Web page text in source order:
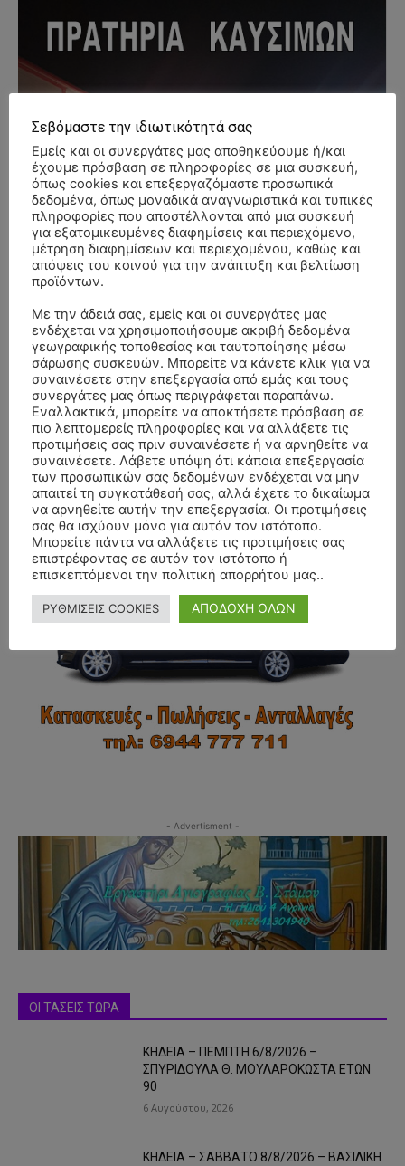
- Advertisment -
- Advertisment -
ΟΙ ΤΑΣΕΙΣ ΤΩΡΑ
ΚΗΔΕΙΑ – ΠΕΜΠΤΗ 6/8/2026 –
ΣΠΥΡΙΔΟΥΛΑ Θ. ΜΟΥΛΑΡΟΚΩΣΤΑ ΕΤΩΝ
90
6 Αυγούστου, 2026
ΚΗΔΕΙΑ – ΣΑΒΒΑΤΟ 8/8/2026 – ΒΑΣΙΛΙΚΗ
Σεβόμαστε την ιδιωτικότητά σας
Εμείς και οι συνεργάτες μας αποθηκεύουμε ή/και
έχουμε πρόσβαση σε πληροφορίες σε μια συσκευή,
όπως cookies και επεξεργαζόμαστε προσωπικά
δεδομένα, όπως μοναδικά αναγνωριστικά και τυπικές
πληροφορίες που αποστέλλονται από μια συσκευή
για εξατομικευμένες διαφημίσεις και περιεχόμενο,
μέτρηση διαφημίσεων και περιεχομένου, καθώς και
απόψεις του κοινού για την ανάπτυξη και βελτίωση
προϊόντων.
Με την άδειά σας, εμείς και οι συνεργάτες μας
ενδέχεται να χρησιμοποιήσουμε ακριβή δεδομένα
γεωγραφικής τοποθεσίας και ταυτοποίησης μέσω
σάρωσης συσκευών. Μπορείτε να κάνετε κλικ για να
συναινέσετε στην επεξεργασία από εμάς και τους
συνεργάτες μας όπως περιγράφεται παραπάνω.
Εναλλακτικά, μπορείτε να αποκτήσετε πρόσβαση σε
πιο λεπτομερείς πληροφορίες και να αλλάξετε τις
προτιμήσεις σας πριν συναινέσετε ή να αρνηθείτε να
συναινέσετε. Λάβετε υπόψη ότι κάποια επεξεργασία
των προσωπικών σας δεδομένων ενδέχεται να μην
απαιτεί τη συγκατάθεσή σας, αλλά έχετε το δικαίωμα
να αρνηθείτε αυτήν την επεξεργασία. Οι προτιμήσεις
σας θα ισχύουν μόνο για αυτόν τον ιστότοπο.
Μπορείτε πάντα να αλλάξετε τις προτιμήσεις σας
επιστρέφοντας σε αυτόν τον ιστότοπο ή
επισκεπτόμενοι την πολιτική απορρήτου μας..
ΡΥΘΜΙΣΕΙΣ COOKIES ΑΠΟΔΟΧΗ ΟΛΩΝ